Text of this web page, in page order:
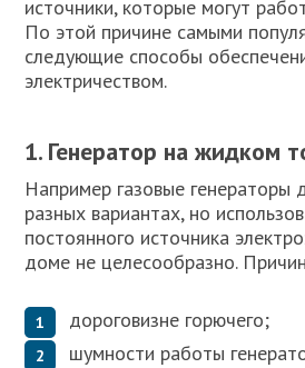
источники, которые могут
По этой причине самыми
следующие способы
электричеством.
1. Генератор на жидком
Например газовые генераторы
разных вариантах, но
постоянного источника
доме не целесообразно.
дороговизне горючего;
шумности работы